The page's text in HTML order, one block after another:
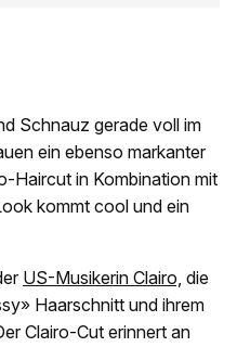
Schnauz gerade voll im
ein ebenso markanter
Haircut in Kombination mit
kommt cool und ein
US-Musikerin Clairo, die
Haarschnitt und ihrem
Clairo-Cut erinnert an